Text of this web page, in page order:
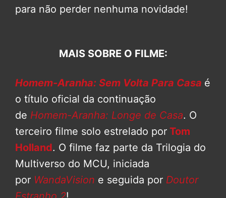
para não perder nenhuma novidade!
MAIS SOBRE O FILME:
Homem-Aranha: Sem Volta Para Casa é
o título oficial da continuação
de Homem-Aranha: Longe de Casa. O
terceiro filme solo estrelado por Tom
Holland. O filme faz parte da Trilogia do
Multiverso do MCU, iniciada
por WandaVision e seguida por Doutor